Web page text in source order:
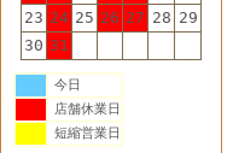
23 24 25 26 27 28 29
30 31
今日
店舗休業日
短縮営業日